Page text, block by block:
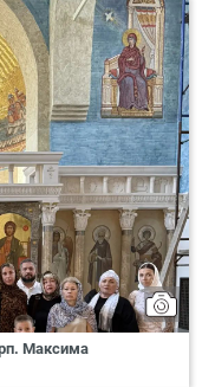
Максима